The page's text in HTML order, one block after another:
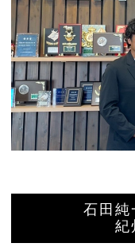
石田純
紀